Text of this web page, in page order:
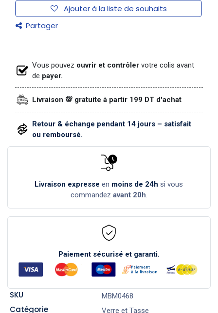
Ajouter à la liste de souhaits
Partager
Vous pouvez ouvrir et contrôler votre colis avant
de payer.
Livraison 💯 gratuite à partir 199 DT d'achat
Retour & échange pendant 14 jours – satisfait
ou remboursé.
Livraison expresse en moins de 24h si vous
commandez avant 20h.
Paiement sécurisé et garanti.
SKU MBM0468
Catégorie Verre et Tasse